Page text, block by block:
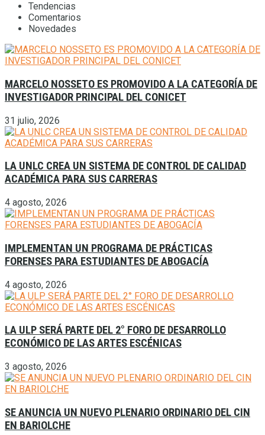
Tendencias
Comentarios
Novedades
MARCELO NOSSETO ES PROMOVIDO A LA CATEGORÍA DE
INVESTIGADOR PRINCIPAL DEL CONICET
31 julio, 2026
LA UNLC CREA UN SISTEMA DE CONTROL DE CALIDAD
ACADÉMICA PARA SUS CARRERAS
4 agosto, 2026
IMPLEMENTAN UN PROGRAMA DE PRÁCTICAS
FORENSES PARA ESTUDIANTES DE ABOGACÍA
4 agosto, 2026
LA ULP SERÁ PARTE DEL 2° FORO DE DESARROLLO
ECONÓMICO DE LAS ARTES ESCÉNICAS
3 agosto, 2026
SE ANUNCIA UN NUEVO PLENARIO ORDINARIO DEL CIN
EN BARIOLCHE